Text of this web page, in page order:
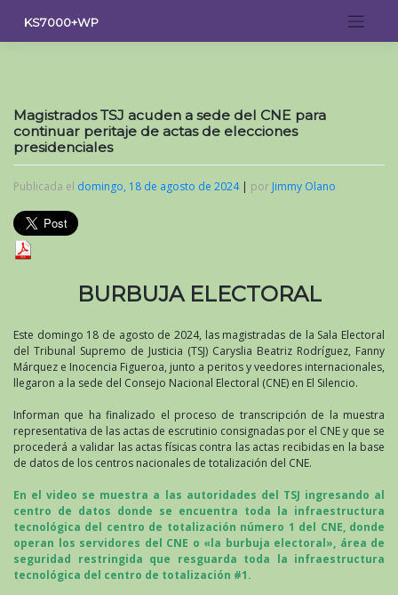
contenido
KS7000+WP
Magistrados TSJ acuden a sede del CNE para
continuar peritaje de actas de elecciones
presidenciales
Publicada el domingo, 18 de agosto de 2024| por Jimmy Olano
BURBUJA ELECTORAL
Este domingo 18 de agosto de 2024, las magistradas de la Sala Electoral
del Tribunal Supremo de Justicia (TSJ) Caryslia Beatriz Rodríguez, Fanny
Márquez e Inocencia Figueroa, junto a peritos y veedores internacionales,
llegaron a la sede del Consejo Nacional Electoral (CNE) en El Silencio.
Informan que ha finalizado el proceso de transcripción de la muestra
representativa de las actas de escrutinio consignadas por el CNE y que se
procederá a validar las actas físicas contra las actas recibidas en la base
de datos de los centros nacionales de totalización del CNE.
En el video se muestra a las autoridades del TSJ ingresando al
centro de datos donde se encuentra toda la infraestructura
tecnológica del centro de totalización número 1 del CNE, donde
operan los servidores del CNE o «la burbuja electoral», área de
seguridad restringida que resguarda toda la infraestructura
tecnológica del centro de totalización #1.